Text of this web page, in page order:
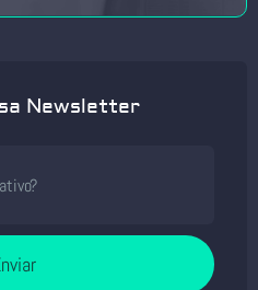
Newsletter